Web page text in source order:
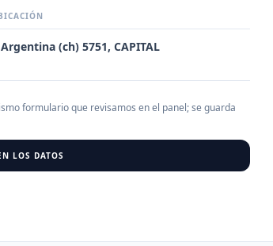
empresas.
(ch) 5751, CAPITAL
formulario que revisamos en el panel; se guarda
LOS DATOS